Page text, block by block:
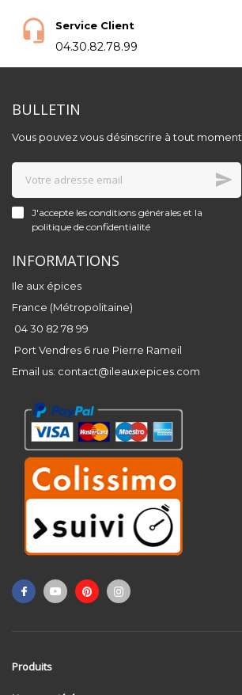
Service Client
04.30.82.78.99
BULLETIN
Vous pouvez vous désinscrire à tout moment.
J'accepte les conditions générales et la
politique de confidentialité
INFORMATIONS
Ile aux épices
France (Métropolitaine)
04 30 82 78 99
Port Vendres 6 rue Pierre Rameil
Email us: contact@ileauxepices.com
Produits